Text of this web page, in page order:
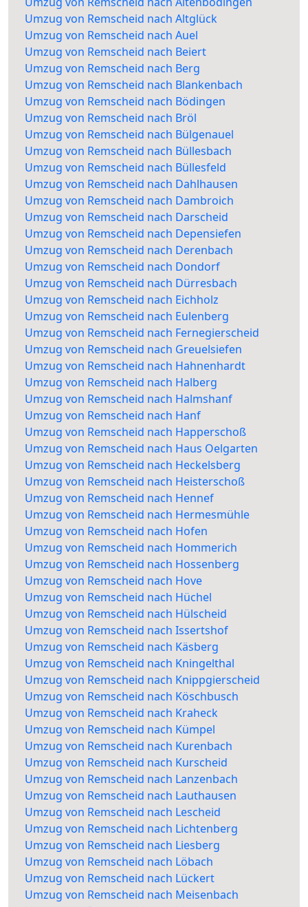
Umzug von Remscheid nach Altglück
Umzug von Remscheid nach Auel
Umzug von Remscheid nach Beiert
Umzug von Remscheid nach Berg
Umzug von Remscheid nach Blankenbach
Umzug von Remscheid nach Bödingen
Umzug von Remscheid nach Bröl
Umzug von Remscheid nach Bülgenauel
Umzug von Remscheid nach Büllesbach
Umzug von Remscheid nach Büllesfeld
Umzug von Remscheid nach Dahlhausen
Umzug von Remscheid nach Dambroich
Umzug von Remscheid nach Darscheid
Umzug von Remscheid nach Depensiefen
Umzug von Remscheid nach Derenbach
Umzug von Remscheid nach Dondorf
Umzug von Remscheid nach Dürresbach
Umzug von Remscheid nach Eichholz
Umzug von Remscheid nach Eulenberg
Umzug von Remscheid nach Fernegierscheid
Umzug von Remscheid nach Greuelsiefen
Umzug von Remscheid nach Hahnenhardt
Umzug von Remscheid nach Halberg
Umzug von Remscheid nach Halmshanf
Umzug von Remscheid nach Hanf
Umzug von Remscheid nach Happerschoß
Umzug von Remscheid nach Haus Oelgarten
Umzug von Remscheid nach Heckelsberg
Umzug von Remscheid nach Heisterschoß
Umzug von Remscheid nach Hennef
Umzug von Remscheid nach Hermesmühle
Umzug von Remscheid nach Hofen
Umzug von Remscheid nach Hommerich
Umzug von Remscheid nach Hossenberg
Umzug von Remscheid nach Hove
Umzug von Remscheid nach Hüchel
Umzug von Remscheid nach Hülscheid
Umzug von Remscheid nach Issertshof
Umzug von Remscheid nach Käsberg
Umzug von Remscheid nach Kningelthal
Umzug von Remscheid nach Knippgierscheid
Umzug von Remscheid nach Köschbusch
Umzug von Remscheid nach Kraheck
Umzug von Remscheid nach Kümpel
Umzug von Remscheid nach Kurenbach
Umzug von Remscheid nach Kurscheid
Umzug von Remscheid nach Lanzenbach
Umzug von Remscheid nach Lauthausen
Umzug von Remscheid nach Lescheid
Umzug von Remscheid nach Lichtenberg
Umzug von Remscheid nach Liesberg
Umzug von Remscheid nach Löbach
Umzug von Remscheid nach Lückert
Umzug von Remscheid nach Meisenbach